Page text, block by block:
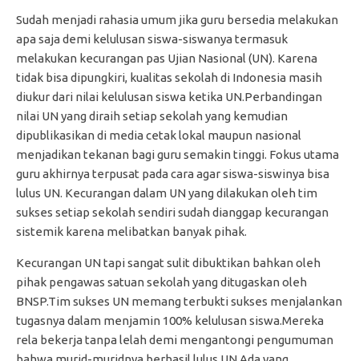
Sudah menjadi rahasia umum jika guru bersedia melakukan
apa saja demi kelulusan siswa-siswanya termasuk
melakukan kecurangan pas Ujian Nasional (UN). Karena
tidak bisa dipungkiri, kualitas sekolah di Indonesia masih
diukur dari nilai kelulusan siswa ketika UN.Perbandingan
nilai UN yang diraih setiap sekolah yang kemudian
dipublikasikan di media cetak lokal maupun nasional
menjadikan tekanan bagi guru semakin tinggi. Fokus utama
guru akhirnya terpusat pada cara agar siswa-siswinya bisa
lulus UN. Kecurangan dalam UN yang dilakukan oleh tim
sukses setiap sekolah sendiri sudah dianggap kecurangan
sistemik karena melibatkan banyak pihak.
Kecurangan UN tapi sangat sulit dibuktikan bahkan oleh
pihak pengawas satuan sekolah yang ditugaskan oleh
BNSP.Tim sukses UN memang terbukti sukses menjalankan
tugasnya dalam menjamin 100% kelulusan siswa.Mereka
rela bekerja tanpa lelah demi mengantongi pengumuman